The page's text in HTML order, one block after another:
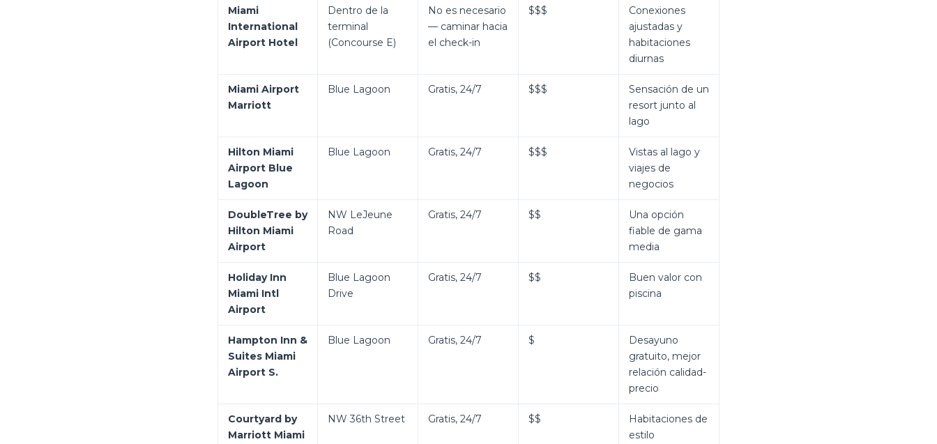
Miami
International
Airport Hotel
Dentro de la
terminal
(Concourse E)
No es necesario
— caminar hacia
el check-in
$$$
Conexiones
ajustadas y
habitaciones
diurnas
Miami Airport
Marriott
Blue Lagoon Gratis, 24/7 $$$
Sensación de un
resort junto al
lago
Hilton Miami
Airport Blue
Lagoon
Blue Lagoon Gratis, 24/7 $$$
Vistas al lago y
viajes de
negocios
DoubleTree by
Hilton Miami
Airport
NW LeJeune
Road
Gratis, 24/7 $$
Una opción
fiable de gama
media
Holiday Inn
Miami Intl
Airport
Blue Lagoon
Drive
Gratis, 24/7 $$
Buen valor con
piscina
Hampton Inn &
Suites Miami
Airport S.
Blue Lagoon Gratis, 24/7 $
Desayuno
gratuito, mejor
relación calidad-
precio
Courtyard by
Marriott Miami
NW 36th Street Gratis, 24/7 $$
Habitaciones de
estilo